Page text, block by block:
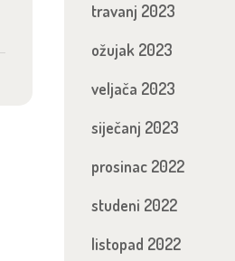
travanj 2023
ožujak 2023
veljača 2023
siječanj 2023
prosinac 2022
studeni 2022
listopad 2022